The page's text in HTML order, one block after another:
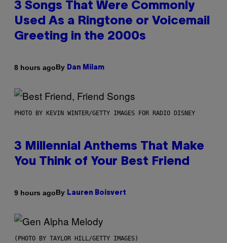
3 Songs That Were Commonly
Used As a Ringtone or Voicemail
Greeting in the 2000s
8 hours agoBy Dan Milam
PHOTO BY KEVIN WINTER/GETTY IMAGES FOR RADIO DISNEY
3 Millennial Anthems That Make
You Think of Your Best Friend
9 hours agoBy Lauren Boisvert
(PHOTO BY TAYLOR HILL/GETTY IMAGES)